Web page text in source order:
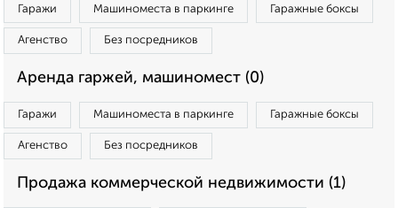
Гаражи Машиноместа в паркинге Гаражные боксы
Агенство Без посредников
Аренда гаржей, машиномест (0)
Гаражи Машиноместа в паркинге Гаражные боксы
Агенство Без посредников
Продажа коммерческой недвижимости (1)